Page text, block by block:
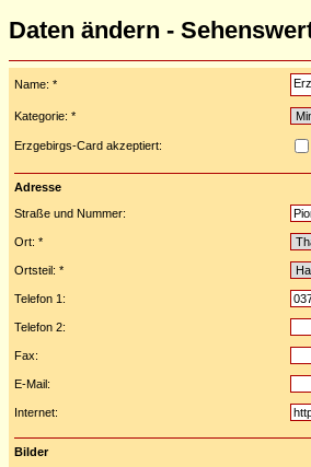
Daten ändern -
Name: *
Kategorie: *
Erzgebirgs-Card akzeptiert:
Adresse
Straße und Nummer:
Ort: *
Ortsteil: *
Telefon 1:
Telefon 2:
Fax:
E-Mail:
Internet:
Bilder